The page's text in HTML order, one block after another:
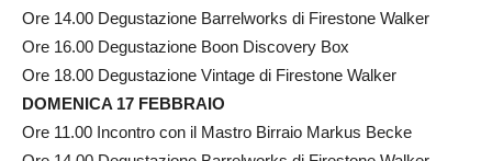
Ore 14.00 Degustazione Barrelworks di Firestone Walker
Ore 16.00 Degustazione Boon Discovery Box
Ore 18.00 Degustazione Vintage di Firestone Walker
DOMENICA 17 FEBBRAIO
Ore 11.00 Incontro con il Mastro Birraio Markus Becke